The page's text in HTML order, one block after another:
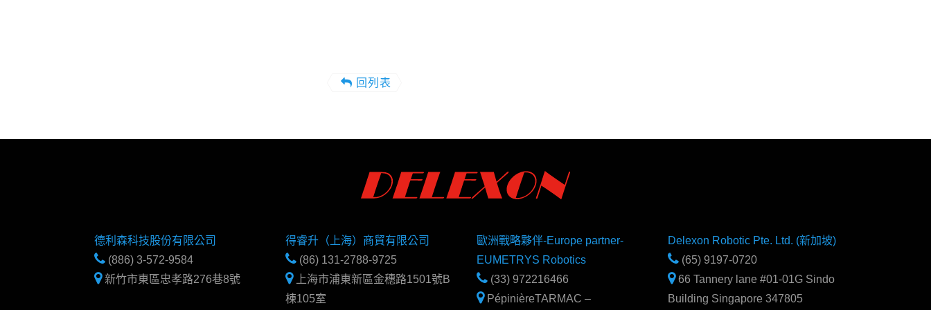
回列表
德利森科技股份有限公司
(886) 3-572-9584
新竹市東區忠孝路276巷8號
得睿升（上海）商貿有限公司
(86) 131-2788-9725
上海市浦東新區金穗路1501號B
棟105室
歐洲戰略夥伴-Europe partner-
EUMETRYS Robotics
(33) 972216466
PépinièreTARMAC –
Delexon Robotic Pte. Ltd. (新加坡)
(65) 9197-0720
66 Tannery lane #01-01G Sindo
Building Singapore 347805